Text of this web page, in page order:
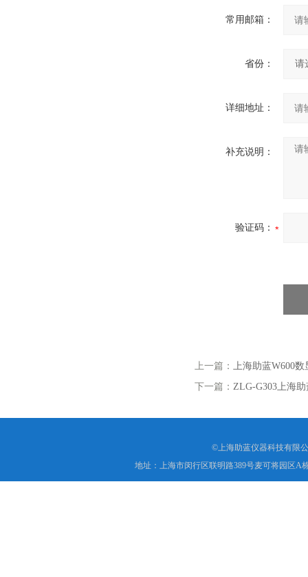
常用邮箱：
省份：
详细地址：
补充说明：
验证码：
上一篇： 上海助蓝W600
下一篇： ZLG-G303上海
©上海助蓝仪器科技有限
地址：上海市闵行区联明路389号麦可将园区A